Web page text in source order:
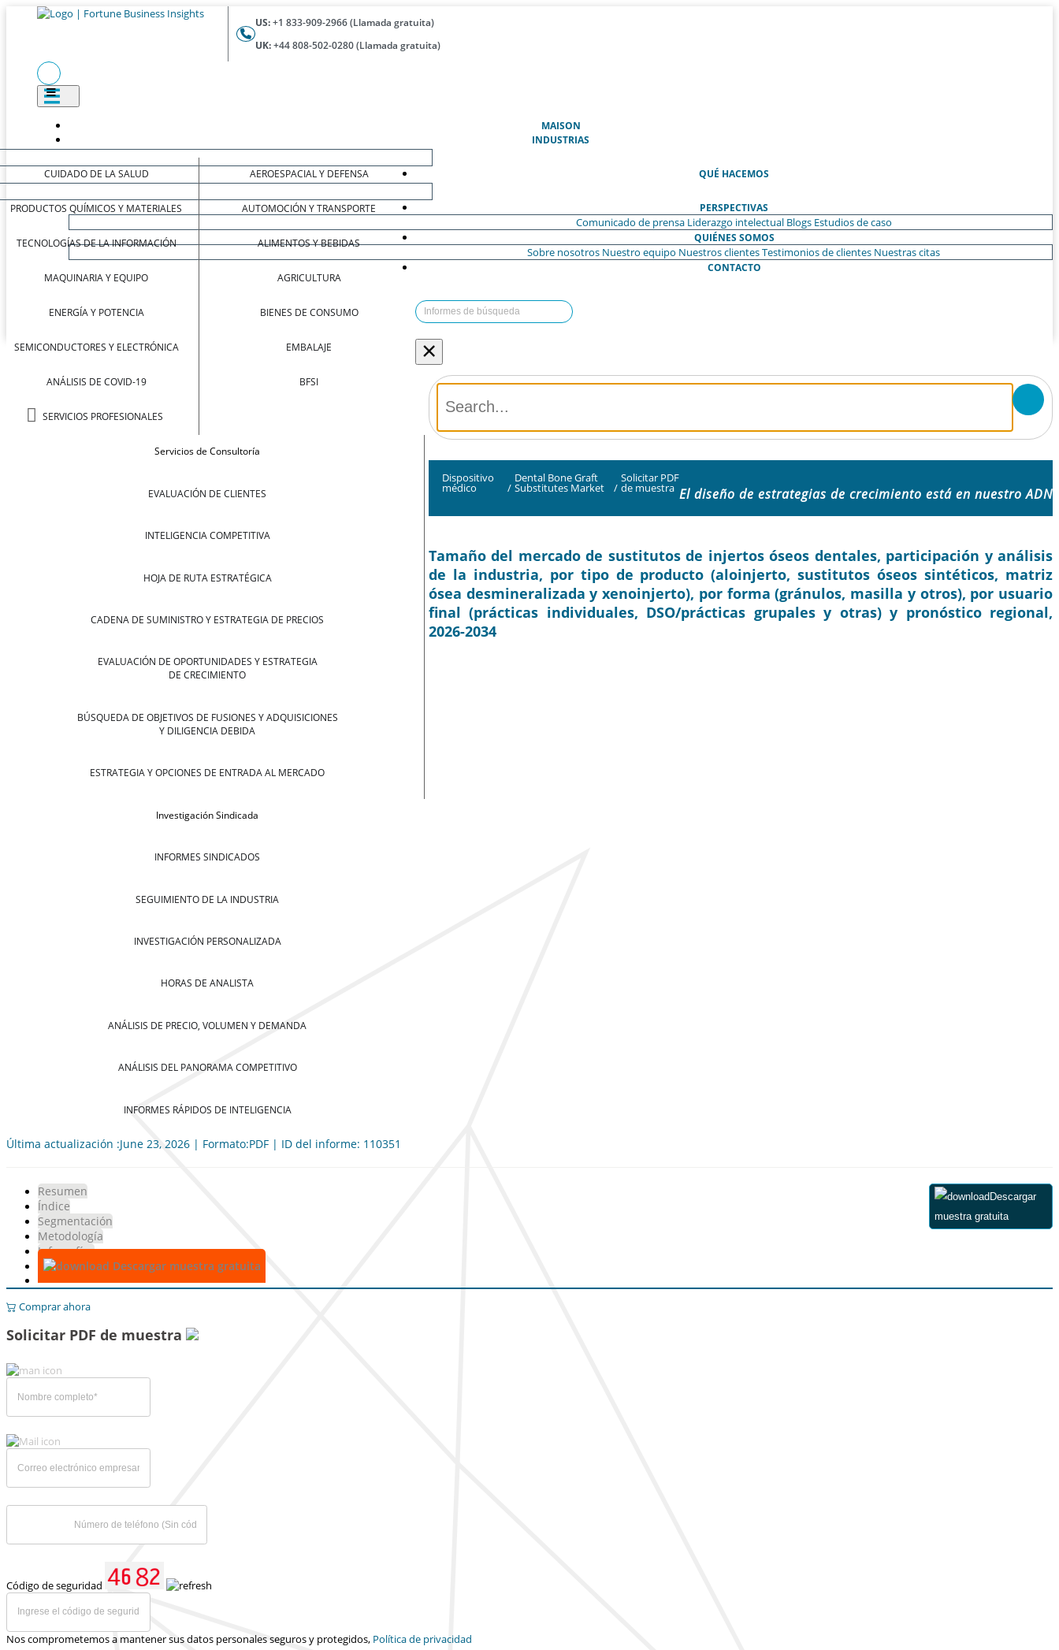
US:+1 833-909-2966 (Llamada gratuita)
UK:+44 808-502-0280 (Llamada gratuita)
MAISON(ACTUAL)
INDUSTRIAS
CUIDADO DE LA SALUD
PRODUCTOS QUÍMICOS Y MATERIALES
TECNOLOGÍAS DE LA INFORMACIÓN
MAQUINARIA Y EQUIPO
ENERGÍA Y POTENCIA
SEMICONDUCTORES Y ELECTRÓNICA
ANÁLISIS DE COVID-19
SERVICIOS PROFESIONALES
AEROESPACIAL Y DEFENSA
AUTOMOCIÓN Y TRANSPORTE
ALIMENTOS Y BEBIDAS
AGRICULTURA
BIENES DE CONSUMO
EMBALAJE
BFSI
QUÉ HACEMOS
Servicios de Consultoría
EVALUACIÓN DE CLIENTES
INTELIGENCIA COMPETITIVA
HOJA DE RUTA ESTRATÉGICA
CADENA DE SUMINISTRO Y ESTRATEGIA DE PRECIOS
EVALUACIÓN DE OPORTUNIDADES Y ESTRATEGIA
DE CRECIMIENTO
BÚSQUEDA DE OBJETIVOS DE FUSIONES Y ADQUISICIONES
Y DILIGENCIA DEBIDA
ESTRATEGIA Y OPCIONES DE ENTRADA AL MERCADO
Investigación Sindicada
INFORMES SINDICADOS
SEGUIMIENTO DE LA INDUSTRIA
INVESTIGACIÓN PERSONALIZADA
HORAS DE ANALISTA
ANÁLISIS DE PRECIO, VOLUMEN Y DEMANDA
ANÁLISIS DEL PANORAMA COMPETITIVO
INFORMES RÁPIDOS DE INTELIGENCIA
PERSPECTIVAS
Comunicado de prensa Liderazgo intelectual Blogs Estudios de caso
QUIÉNES SOMOS
Sobre nosotros Nuestro equipo Nuestros clientesTestimonios de clientes Nuestras citas
CONTACTO
×
Dispositivo
médico /
Dental Bone Graft
Substitutes Market /
Solicitar PDF
de muestra El diseño de estrategias de crecimiento está en nuestro ADN
Tamaño del mercado de sustitutos de injertos óseos dentales, participación y análisis
de la industria, por tipo de producto (aloinjerto, sustitutos óseos sintéticos, matriz
ósea desmineralizada y xenoinjerto), por forma (gránulos, masilla y otros), por usuario
final (prácticas individuales, DSO/prácticas grupales y otras) y pronóstico regional,
2026-2034
Última actualización :June 23, 2026 | Formato:PDF | ID del informe: 110351
Resumen
Índice
Segmentación
Metodología
Infografías
Descargar muestra gratuita
Descargar
muestra gratuita
Comprar ahora
Solicitar PDF de muestra
Código de seguridad
Nos comprometemos a mantener sus datos personales seguros y protegidos, Política de privacidad